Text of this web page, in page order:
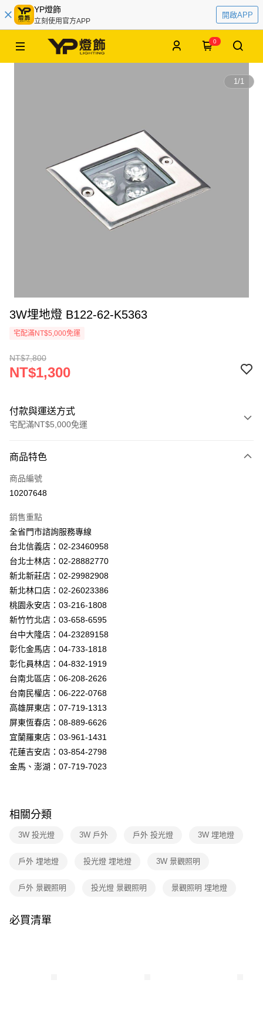
YP燈飾
立刻使用官方APP
開啟APP
0
1/1
3W埋地燈 B122-62-K5363
宅配滿NT$5,000免運
NT$7,800
NT$1,300
付款與運送方式
宅配滿NT$5,000免運
信用卡一次付款
LINE Pay
街口支付
悠遊付
Google Pay
全盈+PAY
AFTEE先享後付
相關說明
【關於「AFTEE先享後付」】
AFTEE先享後付是「在收到商品之後才付款」的支付方式。 讓您購物簡單
便利好安心！
１．簡單：不需註冊會員、不需綁卡、不需儲值。
３．安心：先確認商品／服務後，再付款。
【「AFTEE先享後付」結帳流程】
１．於結帳方式選擇「AFTEE先享後付」後，將跳轉至「AFTEE先享後付」
結帳頁面，進行簡訊認證並確認金額後，即可完成結帳。
２．訂單成立數日內，您將收到繳費通知簡訊。
ATM／網路銀行／等多元方式進行付款，方視為交易完成。
※ 交易是否成功請以「AFTEE先享後付 」之結帳頁面顯示為準，若有關於
客戶支援中心」
https://netprotections.freshdesk.com/support/home
１．透過由恩沛科技股份有限公司提供之「AFTEE先享後付」服務完成之交
權轉讓予恩沛科技股份有限公司。
３．未成年的使用者請事先徵得法定代理人或監護人之同意方可使用
ATM付款
運送方式
新竹貨運宅配
商品特色
商品編號
10207648
銷售重點
全省門市諮詢服務專線
台北信義店：02-23460958
台北士林店：02-28882770
新北新莊店：02-29982908
新北林口店：02-26023386
桃園永安店：03-216-1808
新竹竹北店：03-658-6595
台中大隆店：04-23289158
彰化金馬店：04-733-1818
彰化員林店：04-832-1919
台南北區店：06-208-2626
台南民權店：06-222-0768
高雄屏東店：07-719-1313
屏東恆春店：08-889-6626
宜蘭羅東店：03-961-1431
花蓮吉安店：03-854-2798
金馬、澎湖：07-719-7023
相關分類
3W 投光燈 3W 戶外 戶外 投光燈 3W 埋地燈
戶外 埋地燈 投光燈 埋地燈 3W 景觀照明
戶外 景觀照明 投光燈 景觀照明 景觀照明 埋地燈
必買清單